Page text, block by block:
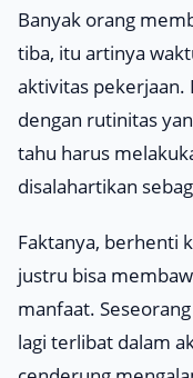
Banyak orang
tiba, itu artinya
aktivitas pekerjaan.
dengan rutinitas
tahu harus
disalahartikan
Faktanya, berhenti
justru bisa
manfaat.
lagi terlibat dalam